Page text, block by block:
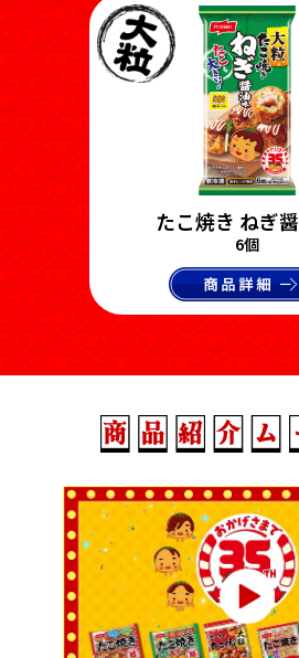
たこ焼き ねぎ
6個